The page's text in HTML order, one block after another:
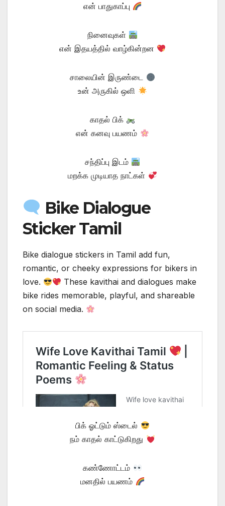
என் பாதுகாப்பு
நினைவுகள்
என் இதயத்தில் வாழ்கின்றன
சாலையின் இருண்டை
உன் அருகில் ஒளி
காதல் பிக்
என் கனவு பயணம்
சந்திப்பு இடம்
மறக்க முடியாத நாட்கள்
Bike Dialogue
Sticker Tamil
Bike dialogue stickers in Tamil add fun,
romantic, or cheeky expressions for bikers in
love.
These kavithai and dialogues make
bike rides memorable, playful, and shareable
on social media.
பிக் ஓட்டும் ஸ்டைல்
நம் காதல் காட்டுகிறது
கண்ணோட்டம்
மனதில் பயணம்